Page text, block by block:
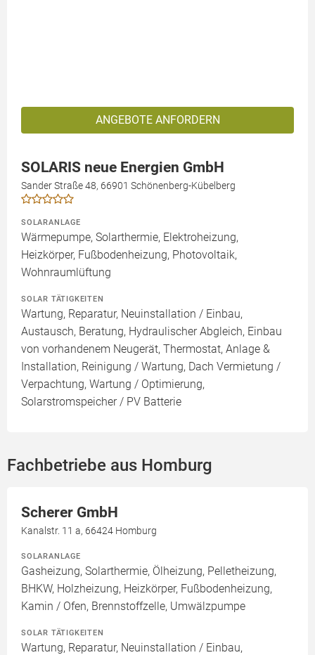
ANGEBOTE ANFORDERN
SOLARIS neue Energien GmbH
Sander Straße 48, 66901 Schönenberg-Kübelberg
SOLARANLAGE
Wärmepumpe, Solarthermie, Elektroheizung,
Heizkörper, Fußbodenheizung, Photovoltaik,
Wohnraumlüftung
SOLAR TÄTIGKEITEN
Wartung, Reparatur, Neuinstallation / Einbau,
Austausch, Beratung, Hydraulischer Abgleich, Einbau
von vorhandenem Neugerät, Thermostat, Anlage &
Installation, Reinigung / Wartung, Dach Vermietung /
Verpachtung, Wartung / Optimierung,
Solarstromspeicher / PV Batterie
Fachbetriebe aus Homburg
Scherer GmbH
Kanalstr. 11 a, 66424 Homburg
SOLARANLAGE
Gasheizung, Solarthermie, Ölheizung, Pelletheizung,
BHKW, Holzheizung, Heizkörper, Fußbodenheizung,
Kamin / Ofen, Brennstoffzelle, Umwälzpumpe
SOLAR TÄTIGKEITEN
Wartung, Reparatur, Neuinstallation / Einbau,